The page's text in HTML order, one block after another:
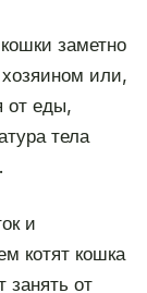
заметно
или,
от еды,
тела
и
котят кошка
занять от